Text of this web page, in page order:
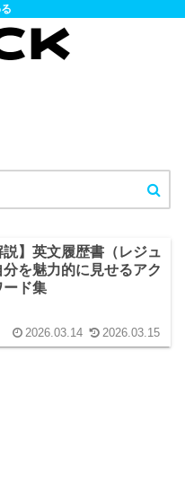
説】英文履歴書（レジュ
分を魅力的に見せるアク
ード集
2026.03.14 2026.03.15